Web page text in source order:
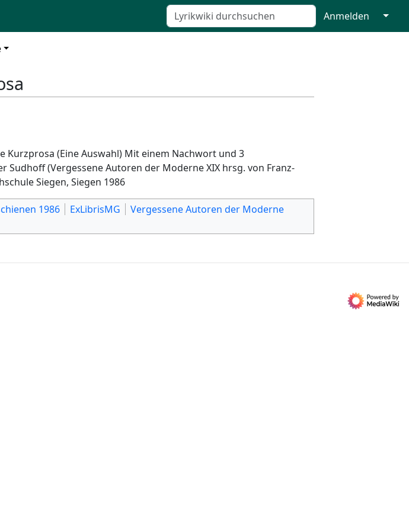
Anmelden ↓
Kurzprosa (Eine Auswahl) Mit einem Nachwort und 3
Sudhoff (Vergessene Autoren der Moderne XIX hrsg. von Franz-
Siegen, Siegen 1986
1986 ExLibrisMG
Vergessene Autoren der Moderne